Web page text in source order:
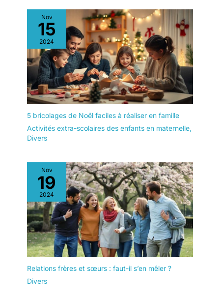
Nov
15
2024
5 bricolages de Noël faciles à réaliser en famille
Activités extra-scolaires des enfants en maternelle,
Divers
Nov
19
2024
Relations frères et sœurs : faut-il s’en mêler ?
Divers